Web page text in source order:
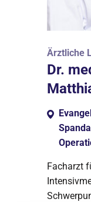
Ärztliche
Dr.
Facharzt